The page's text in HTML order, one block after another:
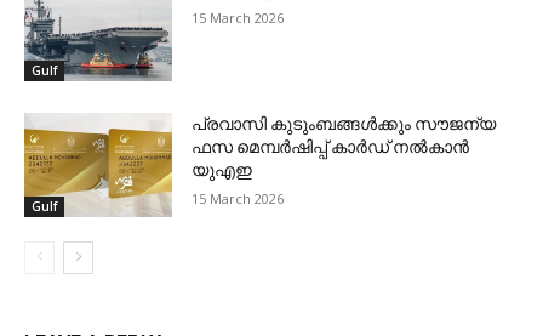
Gulf
15 March 2026
Gulf
പ്രവാസി കുടുംബങ്ങള്‍ക്കും സൗജന്യ
ഫസ മെമ്പര്‍ഷിപ്പ് കാര്‍ഡ് നല്‍കാന്‍
യുഎഇ
15 March 2026